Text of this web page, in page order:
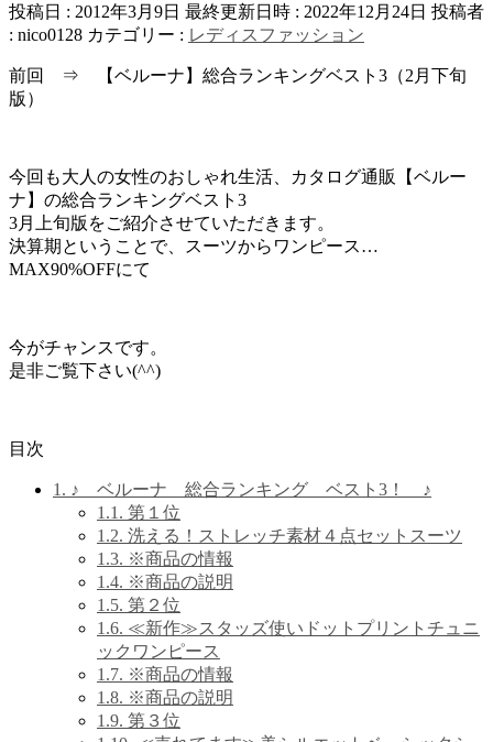
投稿日 : 2012年3月9日 最終更新日時 : 2022年12月24日 投稿者
: nico0128 カテゴリー : レディスファッション
前回 ⇒ 【ベルーナ】総合ランキングベスト3（2月下旬
版）
今回も大人の女性のおしゃれ生活、カタログ通販【ベルー
ナ】の総合ランキングベスト3
3月上旬版をご紹介させていただきます。
決算期ということで、スーツからワンピース…
MAX90%OFFにて
今がチャンスです。
是非ご覧下さい(^^)
目次
1. ♪ ベルーナ 総合ランキング ベスト3！ ♪
1.1. 第１位
1.2. 洗える！ストレッチ素材４点セットスーツ
1.3. ※商品の情報
1.4. ※商品の説明
1.5. 第２位
1.6. ≪新作≫スタッズ使いドットプリントチュニ
ックワンピース
1.7. ※商品の情報
1.8. ※商品の説明
1.9. 第３位